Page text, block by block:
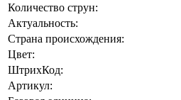
Количество струн:
Актуальность:
Страна происхождения:
Цвет:
ШтрихКод:
Артикул: